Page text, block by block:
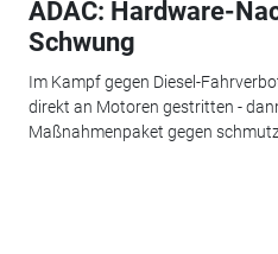
ADAC: Hardware-
Schwung
Im Kampf gegen Diesel-
direkt an Motoren gestritten -
Maßnahmenpaket gegen